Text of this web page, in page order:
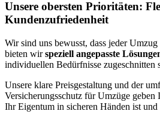
Unsere obersten Prioritäten:
Kundenzufriedenheit
Wir sind uns bewusst, dass jeder
bieten wirspeziell angepasste
individuellen Bedürfnisse zugeschnitten
Unsere klare Preisgestaltung und der
Versicherungsschutz für Umzüge geben
Ihr Eigentum in sicheren Händen ist